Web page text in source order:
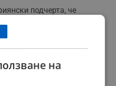
подчерта, че
изисква спешни и
до стабилност и
призова политиците да
конфликти и да се
на реформите,
България.
на